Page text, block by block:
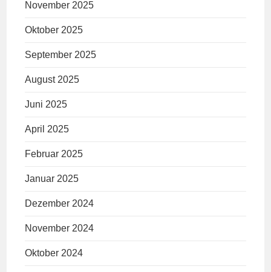
November 2025
Oktober 2025
September 2025
August 2025
Juni 2025
April 2025
Februar 2025
Januar 2025
Dezember 2024
November 2024
Oktober 2024